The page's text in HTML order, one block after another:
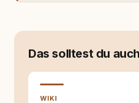
Fachwissen. Der
moderner
entsteht echte
Wissen ersetzt –
Das solltest du
WIKI